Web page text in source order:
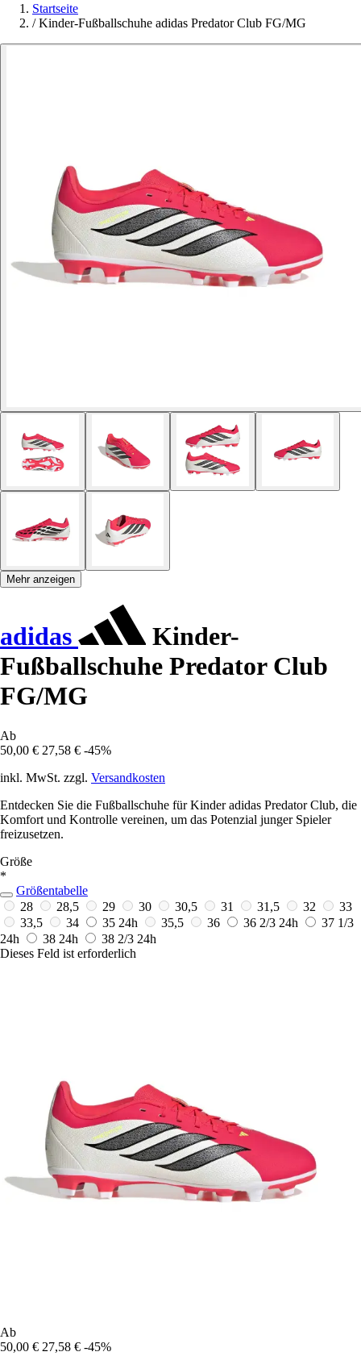
Startseite
/ Kinder-Fußballschuhe adidas Predator Club FG/MG
Mehr anzeigen
adidas
Kinder-
Fußballschuhe Predator Club
FG/MG
Ab
50,00 € 27,58 € -45%
inkl. MwSt. zzgl. Versandkosten
Entdecken Sie die Fußballschuhe für Kinder adidas Predator Club, die
Komfort und Kontrolle vereinen, um das Potenzial junger Spieler
freizusetzen.
Größe
*
Größentabelle
28
28,5 29 30 30,5 31 31,5 32
33
33,5
34 35 24h 35,5 36 36 2/3 24h
37 1/3
24h
38 24h 38 2/3 24h
Dieses Feld ist erforderlich
Ab
50,00 € 27,58 € -45%